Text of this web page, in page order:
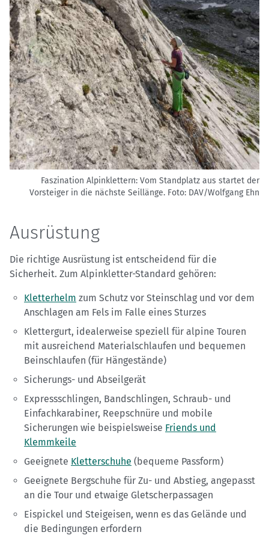
Faszination Alpinklettern: Vom Standplatz aus startet der
Vorsteiger in die nächste Seillänge. Foto: DAV/Wolfgang Ehn
Ausrüstung
Die richtige Ausrüstung ist entscheidend für die
Sicherheit. Zum Alpinkletter-Standard gehören:
Kletterhelm zum Schutz vor Steinschlag und vor dem
Anschlagen am Fels im Falle eines Sturzes
Klettergurt, idealerweise speziell für alpine Touren
mit ausreichend Materialschlaufen und bequemen
Beinschlaufen (für Hängestände)
Sicherungs- und Abseilgerät
Expressschlingen, Bandschlingen, Schraub- und
Einfachkarabiner, Reepschnüre und mobile
Sicherungen wie beispielsweise Friends und
Klemmkeile
Geeignete Kletterschuhe (bequeme Passform)
Geeignete Bergschuhe für Zu- und Abstieg, angepasst
an die Tour und etwaige Gletscherpassagen
Eispickel und Steigeisen, wenn es das Gelände und
die Bedingungen erfordern